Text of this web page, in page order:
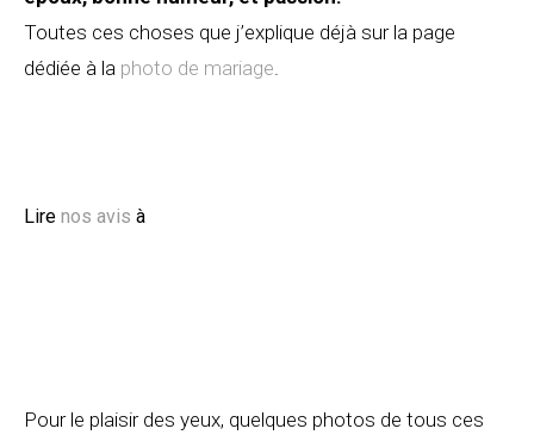
Toutes ces choses que j’explique déjà sur la page
dédiée à la photo de mariage
Lire nos avis à
Pour le plaisir des yeux, quelques photos de tous ces